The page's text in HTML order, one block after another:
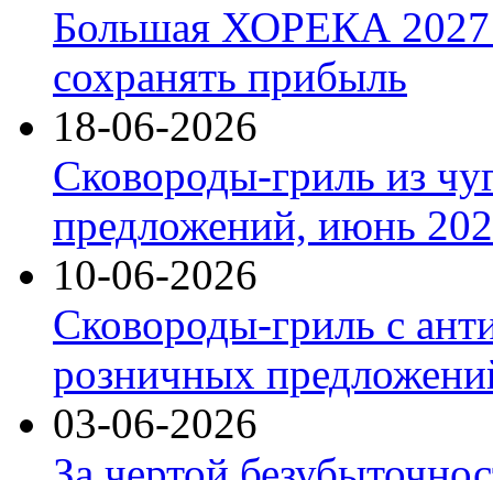
Большая ХОРЕКА 2027:
сохранять прибыль
18-06-2026
Сковороды-гриль из
предложений, июнь
10-06-2026
Сковороды-гриль с
розничных
03-06-2026